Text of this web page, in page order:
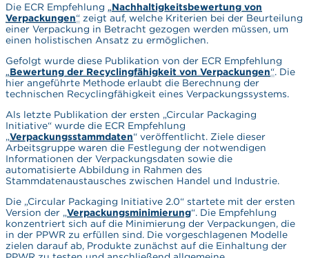
Die ECR Empfehlung „Nachhaltigkeitsbewertung von
Verpackungen“zeigt auf, welche Kriterien bei der Beurteilung
einer Verpackung in Betracht gezogen werden müssen, um
einen holistischen Ansatz zu ermöglichen.
Gefolgt wurde diese Publikation von der ECR Empfehlung
„Bewertung der Recyclingfähigkeit von Verpackungen“. Die
hier angeführte Methode erlaubt die Berechnung der
technischen Recyclingfähigkeit eines Verpackungssystems.
Als letzte Publikation der ersten „Circular Packaging
Initiative“ wurde die ECR Empfehlung
„Verpackungsstammdaten“ veröffentlicht. Ziele dieser
Arbeitsgruppe waren die Festlegung der notwendigen
Informationen der Verpackungsdaten sowie die
automatisierte Abbildung in Rahmen des
Stammdatenaustausches zwischen Handel und Industrie.
Die „Circular Packaging Initiative 2.0“ startete mit der ersten
Version der „Verpackungsminimierung“. Die Empfehlung
konzentriert sich auf die Minimierung der Verpackungen, die
in der PPWR zu erfüllen sind. Die vorgeschlagenen Modelle
zielen darauf ab, Produkte zunächst auf die Einhaltung der